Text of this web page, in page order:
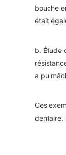
bouche
était
b. Étude
a pu
Ces
dentaire,